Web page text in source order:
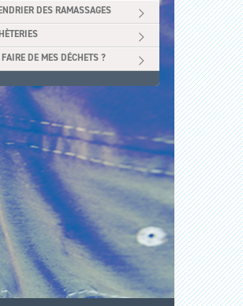
DES RAMASSAGES
DE MES DÉCHETS ?